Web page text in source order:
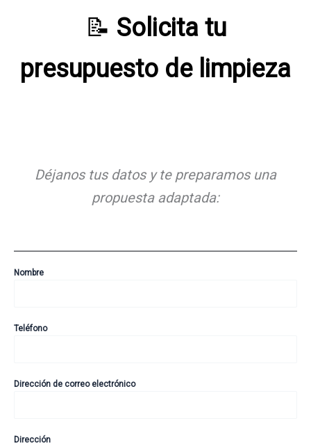
📝 Solicita tu
presupuesto de limpieza
Déjanos tus datos y te preparamos una
propuesta adaptada:
Nombre
Teléfono
Dirección de correo electrónico
Dirección